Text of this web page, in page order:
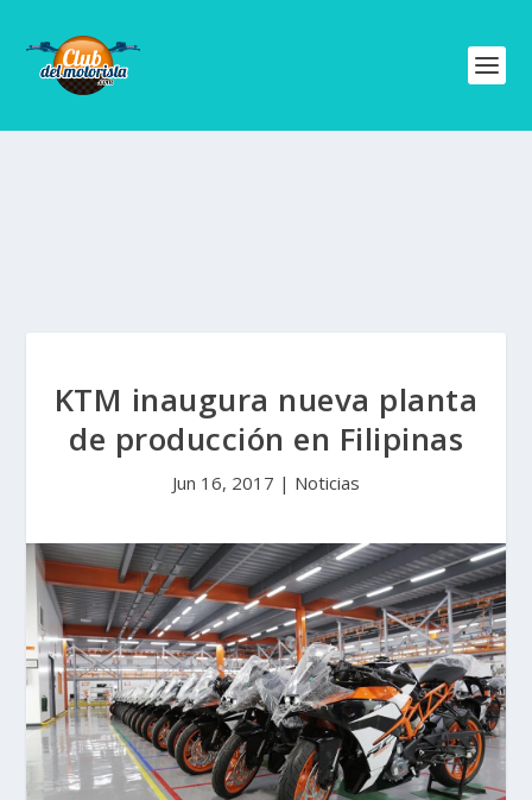
KTM inaugura nueva planta
de producción en Filipinas
Jun 16, 2017 | Noticias